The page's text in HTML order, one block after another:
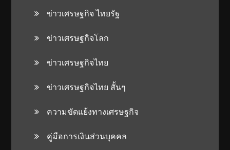
ข่าวเศรษฐกิจ ไทยรัฐ
ข่าวเศรษฐกิจโลก
ข่าวเศรษฐกิจไทย
ข่าวเศรษฐกิจไทย สั้นๆ
ความขัดแย้งทางเศรษฐกิจ
คู่มือการเงินส่วนบุคคล